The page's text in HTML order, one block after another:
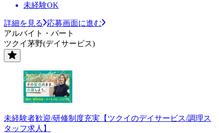
未経験OK
詳細を見る
応募画面に進む
アルバイト・パート
ツクイ茅野(デイサービス)
未経験者歓迎/研修制度充実【ツクイのデイサービス/調理ス
タッフ求人】